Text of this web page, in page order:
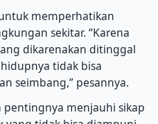
memperhatikan
sekitar. “Karena
dikarenakan ditinggal
tidak bisa
seimbang,” pesannya.
pentingnya menjauhi sikap